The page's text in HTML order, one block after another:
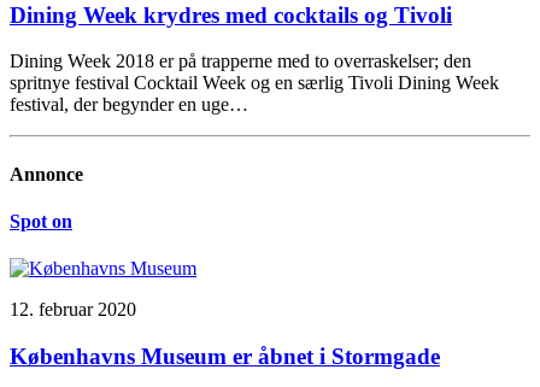
Dining Week krydres med cocktails og Tivoli
Dining Week 2018 er på trapperne med to overraskelser; den
spritnye festival Cocktail Week og en særlig Tivoli Dining Week
festival, der begynder en uge…
Annonce
Spot on
12. februar 2020
Københavns Museum er åbnet i Stormgade